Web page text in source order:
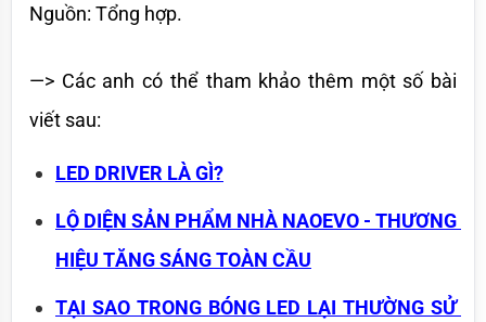
Nguồn: Tổng hợp.
—> Các anh có thể tham khảo thêm một số bài
viết sau:
LED DRIVER LÀ GÌ?
LỘ DIỆN SẢN PHẨM NHÀ NAOEVO - THƯƠNG
HIỆU TĂNG SÁNG TOÀN CẦU
TẠI SAO TRONG BÓNG LED LẠI THƯỜNG SỬ